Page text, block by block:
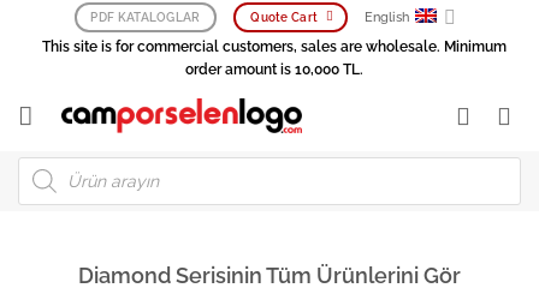
PDF KATALOGLAR Quote Cart English
This site is for commercial customers, sales are wholesale. Minimum
order amount is 10,000 TL.
Products
search
Diamond Serisinin Tüm Ürünlerini Gör